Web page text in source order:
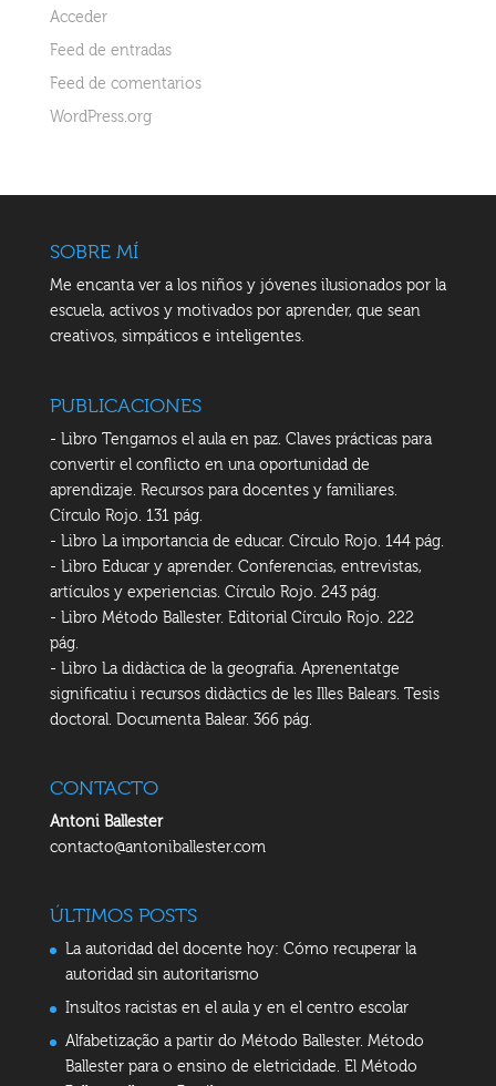
Acceder
Feed de entradas
Feed de comentarios
WordPress.org
SOBRE MÍ
Me encanta ver a los niños y jóvenes ilusionados por la
escuela, activos y motivados por aprender, que sean
creativos, simpáticos e inteligentes.
PUBLICACIONES
- Libro Tengamos el aula en paz. Claves prácticas para
convertir el conflicto en una oportunidad de
aprendizaje. Recursos para docentes y familiares.
Círculo Rojo. 131 pág.
- Libro La importancia de educar. Círculo Rojo. 144 pág.
- Libro Educar y aprender. Conferencias, entrevistas,
artículos y experiencias. Círculo Rojo. 243 pág.
- Libro Método Ballester. Editorial Círculo Rojo. 222
pág.
- Libro La didàctica de la geografia. Aprenentatge
significatiu i recursos didàctics de les Illes Balears. Tesis
doctoral. Documenta Balear. 366 pág.
CONTACTO
Antoni Ballester
contacto@antoniballester.com
ÚLTIMOS POSTS
La autoridad del docente hoy: Cómo recuperar la
autoridad sin autoritarismo
Insultos racistas en el aula y en el centro escolar
Alfabetização a partir do Método Ballester. Método
Ballester para o ensino de eletricidade. El Método